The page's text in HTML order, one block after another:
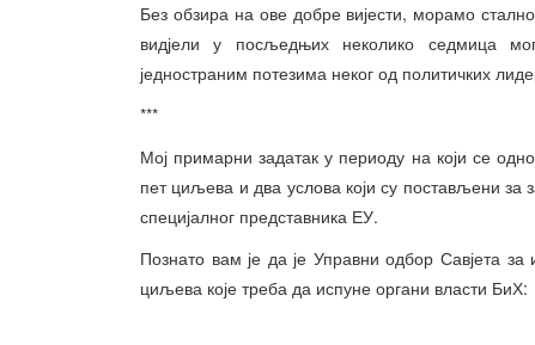
Без обзира на ове добре вијести, морамо
видјели у посљедњих неколико седмица
једностраним потезима неког од политичких
***
Мој примарни задатак у периоду на који се
пет циљева и два услова који су постављени за
специјалног представника ЕУ.
Познато вам је да је Управни одбор Савјета
циљева које треба да испуне органи власти БиХ: